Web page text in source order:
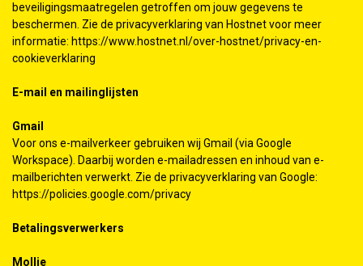
beveiligingsmaatregelen getroffen om jouw gegevens te
beschermen. Zie de privacyverklaring van Hostnet voor meer
informatie: https://www.hostnet.nl/over-hostnet/privacy-en-
cookieverklaring
E-mail en mailinglijsten
Gmail
Voor ons e-mailverkeer gebruiken wij Gmail (via Google
Workspace). Daarbij worden e-mailadressen en inhoud van e-
mailberichten verwerkt. Zie de privacyverklaring van Google:
https://policies.google.com/privacy
Betalingsverwerkers
Mollie